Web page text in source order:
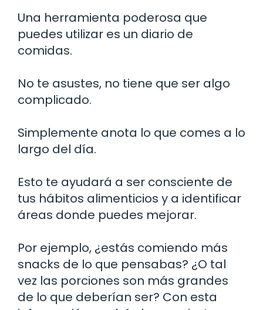
Una herramienta poderosa que
puedes utilizar es un diario de
comidas.
No te asustes, no tiene que ser algo
complicado.
Simplemente anota lo que comes a lo
largo del día.
Esto te ayudará a ser consciente de
tus hábitos alimenticios y a identificar
áreas donde puedes mejorar.
Por ejemplo, ¿estás comiendo más
snacks de lo que pensabas? ¿O tal
vez las porciones son más grandes
de lo que deberían ser? Con esta